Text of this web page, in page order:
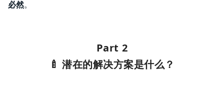
必然。
Part 2
🍼 潜在的解决方案是什么？